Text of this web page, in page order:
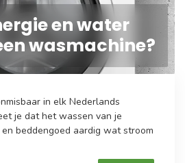
en water
wasmachine?
in elk Nederlands
je dat het wassen van je
beddengoed aardig wat stroom